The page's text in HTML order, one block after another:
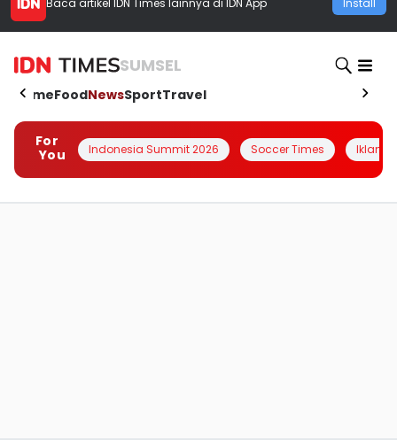
Baca artikel IDN Times lainnya di IDN App Install
SUMSEL
HomeFoodNewsSportTravel
For
You
Indonesia Summit 2026 Soccer Times Iklanin